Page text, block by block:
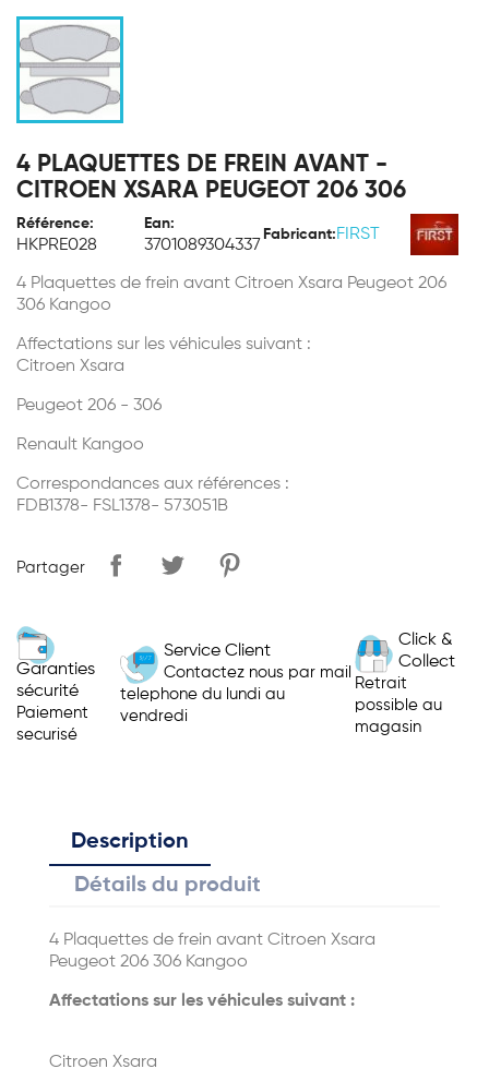
4 PLAQUETTES DE FREIN AVANT -
CITROEN XSARA PEUGEOT 206 306
Référence:
HKPRE028
Ean:
3701089304337
Fabricant: FIRST
4 Plaquettes de frein avant Citroen Xsara Peugeot 206
306 Kangoo
Affectations sur les véhicules suivant :
Citroen Xsara
Peugeot 206 - 306
Renault Kangoo
Correspondances aux références :
FDB1378- FSL1378- 573051B
Partager
Garanties
sécurité
Paiement
securisé
Service Client
Contactez nous par mail
telephone du lundi au
vendredi
Click &
Collect
Retrait
possible au
magasin
Description
Détails du produit
4 Plaquettes de frein avant Citroen Xsara
Peugeot 206 306 Kangoo
Affectations sur les véhicules suivant :
Citroen Xsara